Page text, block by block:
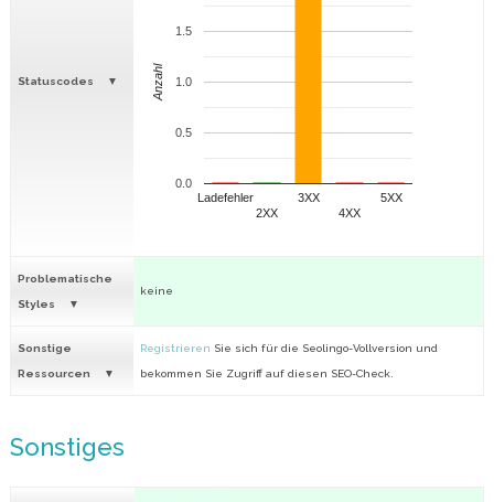
Statuscodes
Ladefehler
2XX
3XX
4XX
5XX
0.0
0.5
1.0
1.5
Anzahl
Problematische
Styles
keine
Sonstige
Ressourcen
Registrieren Sie sich für die Seolingo-Vollversion und
bekommen Sie Zugriff auf diesen SEO-Check.
Sonstiges